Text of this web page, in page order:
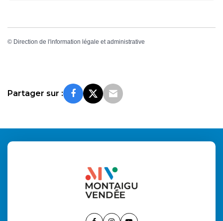
© Direction de l'information légale et administrative
Partager sur :